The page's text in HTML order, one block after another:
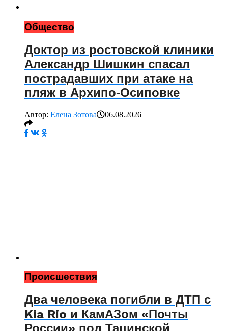
Общество
Доктор из ростовской клиники
Александр Шишкин спасал
пострадавших при атаке на
пляж в Архипо‑Осиповке
Автор: Елена Зотова 06.08.2026
Происшествия
Два человека погибли в ДТП с
Kia Rio и КамАЗом «Почты